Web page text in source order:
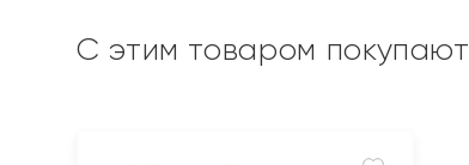
С этим товаром покупают